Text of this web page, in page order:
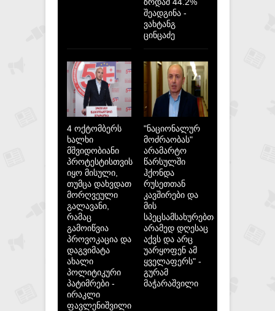
შეადგინა -
ვახტანგ
ცინცაძე
4 ოქტომბერს
ხალხი
მშვიდობიანი
პროტესტისთვის
იყო მისული,
თუმცა დახვდათ
მორღვეული
გალავანი,
რამაც
გამოიწვია
პროვოკაცია და
დაგვიმატა
ახალი
პოლიტიკური
პატიმრები -
ირაკლი
ფავლენიშვილი
"ნაციონალურ
მოძრაობას"
არამარტო
წარსულში
ჰქონდა
რუსეთთან
კავშირები და
მის
სპეცსამსახურებთან,
არამედ დღესაც
აქვს და არც
უარყოფენ ამ
ყველაფერს" -
გურამ
მაჭარაშვილი